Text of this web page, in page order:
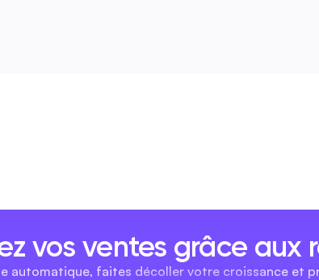
vos ventes grâce aux
automatique, faites décoller votre croissance et